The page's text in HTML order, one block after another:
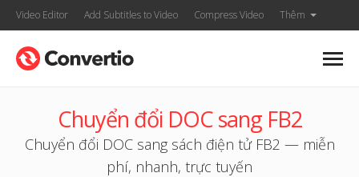
Video Editor Add Subtitles to Video Compress Video Thêm
Chuyển đổi DOC sang FB2
Chuyển đổi DOC sang sách điện tử FB2 — miễn
phí, nhanh, trực tuyến